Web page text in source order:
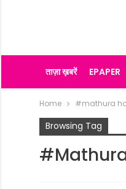
ताज़ा ख़बरें EPAPER
Home #mathura
Browsing Tag